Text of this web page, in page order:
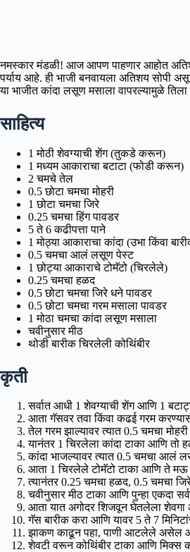
नमस्कार मंडळी! आज आपण पाहणार आहोत
पर्याय आहे. ही भाजी बनवायला अतिशय सोपी
या भाजीत कांदा लसूण मसाला वापरल्यामुळे
साहित्य
1 मोठी शेवग्याची शेंग (तुकडे करून)
1 मध्यम आकाराचा बटाटा (फोडी करून)
2 चमचे तेल
0.5 छोटा चमचा मोहरी
1 छोटा चमचा जिरे
0.25 चमचा हिंग पावडर
5 ते 6 कढीपत्ता पाने
1 मोठ्या आकाराचा कांदा (उभा किंवा
0.5 चमचा आलं लसूण पेस्ट
1 छोट्या आकाराचे टोमॅटो (चिरलेले)
0.25 चमचा हळद
0.5 छोटा चमचा जिरे धने पावडर
0.5 छोटा चमचा गरम मसाला पावडर
1 मोठा चमचा कांदा लसूण मसाला
चवीनुसार मीठ
थोडी बारीक चिरलेली कोथिंबीर
कृती
सर्वात आधी 1 शेवग्याची शेंग आणि 1
आता गॅसवर तवा किंवा कढई गरम
तेल गरम झाल्यावर त्यात 0.5 चमचा
यानंतर 1 चिरलेला कांदा टाका आणि तो
कांदा भाजल्यावर त्यात 0.5 चमचा आलं
आता 1 चिरलेले टोमॅटो टाका आणि ते मऊ
त्यानंतर 0.25 चमचा हळद, 0.5 चमचा
चवीनुसार मीठ टाका आणि पुन्हा एकदा
आता यात अगोदर शिजवून घेतलेला शेवगा
गॅस बारीक करा आणि यावर 5 ते 7
झाकण काढून पहा, पाणी आटलेले असेल
शेवटी वरून कोथिंबीर टाका आणि मिक्स